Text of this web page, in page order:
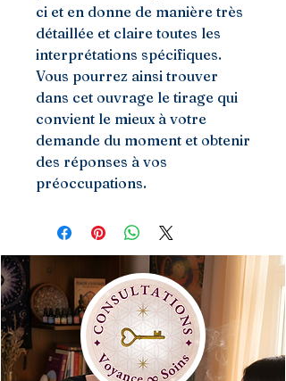
ci et en donne de manière très
détaillée et claire toutes les
interprétations spécifiques.
Vous pourrez ainsi trouver
dans cet ouvrage le tirage qui
convient le mieux à votre
demande du moment et obtenir
des réponses à vos
préoccupations.